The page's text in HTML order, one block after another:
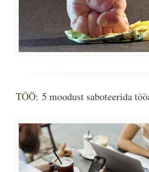
TÖÖ: 5 moodust saboteerida